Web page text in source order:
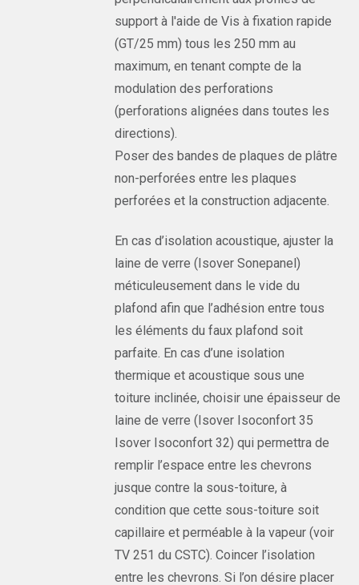
support à l'aide de Vis à fixation rapide
(GT/25 mm) tous les 250 mm au
maximum, en tenant compte de la
modulation des perforations
(perforations alignées dans toutes les
directions).
Poser des bandes de plaques de plâtre
non-perforées entre les plaques
perforées et la construction adjacente.
En cas d’isolation acoustique, ajuster la
laine de verre (Isover Sonepanel)
méticuleusement dans le vide du
plafond afin que l’adhésion entre tous
les éléments du faux plafond soit
parfaite. En cas d’une isolation
thermique et acoustique sous une
toiture inclinée, choisir une épaisseur de
laine de verre (Isover Isoconfort 35
Isover Isoconfort 32) qui permettra de
remplir l’espace entre les chevrons
jusque contre la sous-toiture, à
condition que cette sous-toiture soit
capillaire et perméable à la vapeur (voir
TV 251 du CSTC). Coincer l’isolation
entre les chevrons. Si l’on désire placer